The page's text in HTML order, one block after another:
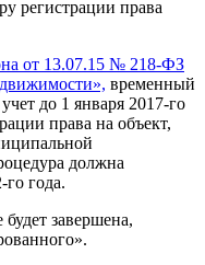
регистрации права
от 13.07.15 № 218-ФЗ
временный
до 1 января 2017-го
права на объект,
должна
го года.
завершена,